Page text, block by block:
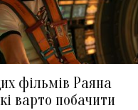
фільмів Раяна
варто побачити